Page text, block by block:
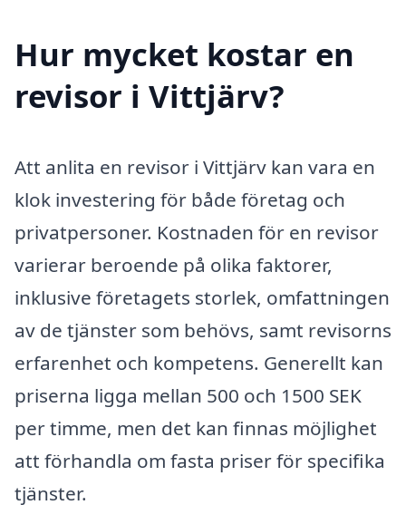
Hur mycket kostar en
revisor i Vittjärv?
Att anlita en revisor i Vittjärv kan vara en
klok investering för både företag och
privatpersoner. Kostnaden för en revisor
varierar beroende på olika faktorer,
inklusive företagets storlek, omfattningen
av de tjänster som behövs, samt revisorns
erfarenhet och kompetens. Generellt kan
priserna ligga mellan 500 och 1500 SEK
per timme, men det kan finnas möjlighet
att förhandla om fasta priser för specifika
tjänster.